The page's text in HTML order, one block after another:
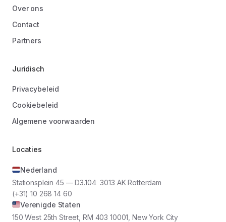
Over ons
Contact
Partners
Juridisch
Privacybeleid
Cookiebeleid
Algemene voorwaarden
Locaties
Nederland
Stationsplein 45 — D3.104 3013 AK Rotterdam
(+31) 10 268 14 60
Verenigde Staten
150 West 25th Street, RM 403 10001, New York City